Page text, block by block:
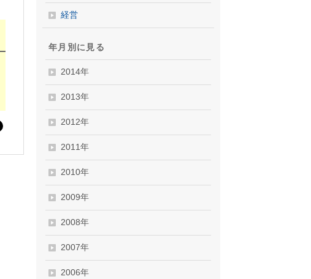
経営
年月別に見る
2014年
2013年
2012年
2011年
2010年
2009年
2008年
2007年
2006年